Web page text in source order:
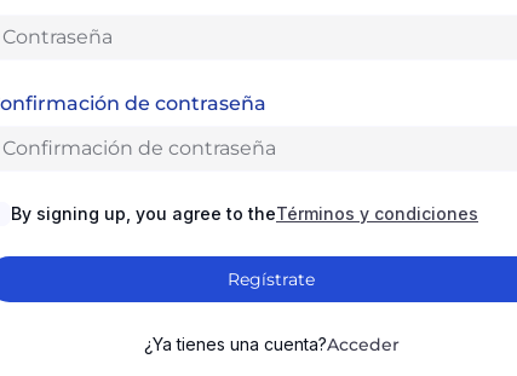
de contraseña
By signing up, you agree to theTérminos y condiciones
Regístrate
¿Ya tienes una cuenta?Acceder